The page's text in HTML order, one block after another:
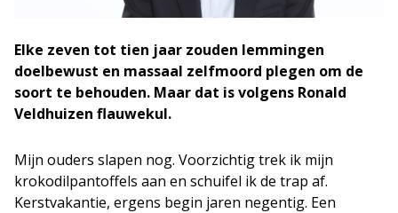
Elke zeven tot tien jaar zouden lemmingen
doelbewust en massaal zelfmoord plegen om de
soort te behouden. Maar dat is volgens Ronald
Veldhuizen flauwekul.
Mijn ouders slapen nog. Voorzichtig trek ik mijn
krokodilpantoffels aan en schuifel ik de trap af.
Kerstvakantie, ergens begin jaren negentig. Een